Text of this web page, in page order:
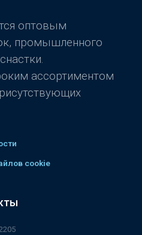
оптовым
промышленного
ассортиментом
cookie